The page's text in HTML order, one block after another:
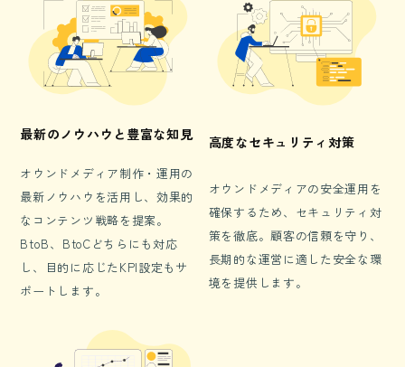
最新のノウハウと豊富な知見
オウンドメディア制作・運用の
最新ノウハウを活用し、効果的
なコンテンツ戦略を提案。
BtoB、BtoCどちらにも対応
し、目的に応じたKPI設定もサ
ポートします。
高度なセキュリティ対策
オウンドメディアの安全運用を
確保するため、セキュリティ対
策を徹底。顧客の信頼を守り、
長期的な運営に適した安全な環
境を提供します。